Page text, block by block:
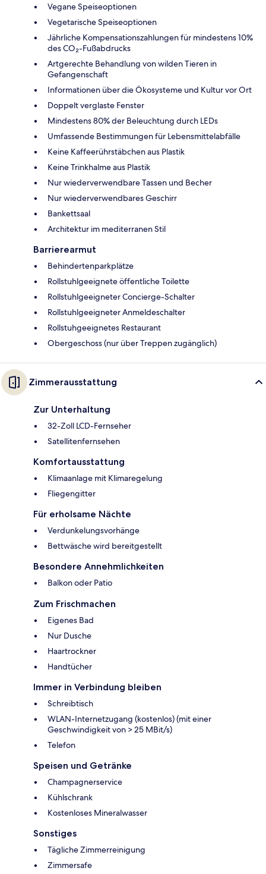
Vegane Speiseoptionen
Vegetarische Speiseoptionen
Jährliche Kompensationszahlungen für mindestens 10%
des CO₂-Fußabdrucks
Artgerechte Behandlung von wilden Tieren in
Gefangenschaft
Informationen über die Ökosysteme und Kultur vor Ort
Doppelt verglaste Fenster
Mindestens 80% der Beleuchtung durch LEDs
Umfassende Bestimmungen für Lebensmittelabfälle
Keine Kaffeerührstäbchen aus Plastik
Keine Trinkhalme aus Plastik
Nur wiederverwendbare Tassen und Becher
Nur wiederverwendbares Geschirr
Bankettsaal
Architektur im mediterranen Stil
Barrierearmut
Behindertenparkplätze
Rollstuhlgeeignete öffentliche Toilette
Rollstuhlgeeigneter Concierge-Schalter
Rollstuhlgeeigneter Anmeldeschalter
Rollstuhgeeignetes Restaurant
Obergeschoss (nur über Treppen zugänglich)
Zimmerausstattung
Zur Unterhaltung
32-Zoll LCD-Fernseher
Satellitenfernsehen
Komfortausstattung
Klimaanlage mit Klimaregelung
Fliegengitter
Für erholsame Nächte
Verdunkelungsvorhänge
Bettwäsche wird bereitgestellt
Besondere Annehmlichkeiten
Balkon oder Patio
Zum Frischmachen
Eigenes Bad
Nur Dusche
Haartrockner
Handtücher
Immer in Verbindung bleiben
Schreibtisch
WLAN-Internetzugang (kostenlos) (mit einer
Geschwindigkeit von > 25 MBit/s)
Telefon
Speisen und Getränke
Champagnerservice
Kühlschrank
Kostenloses Mineralwasser
Sonstiges
Tägliche Zimmerreinigung
Zimmersafe